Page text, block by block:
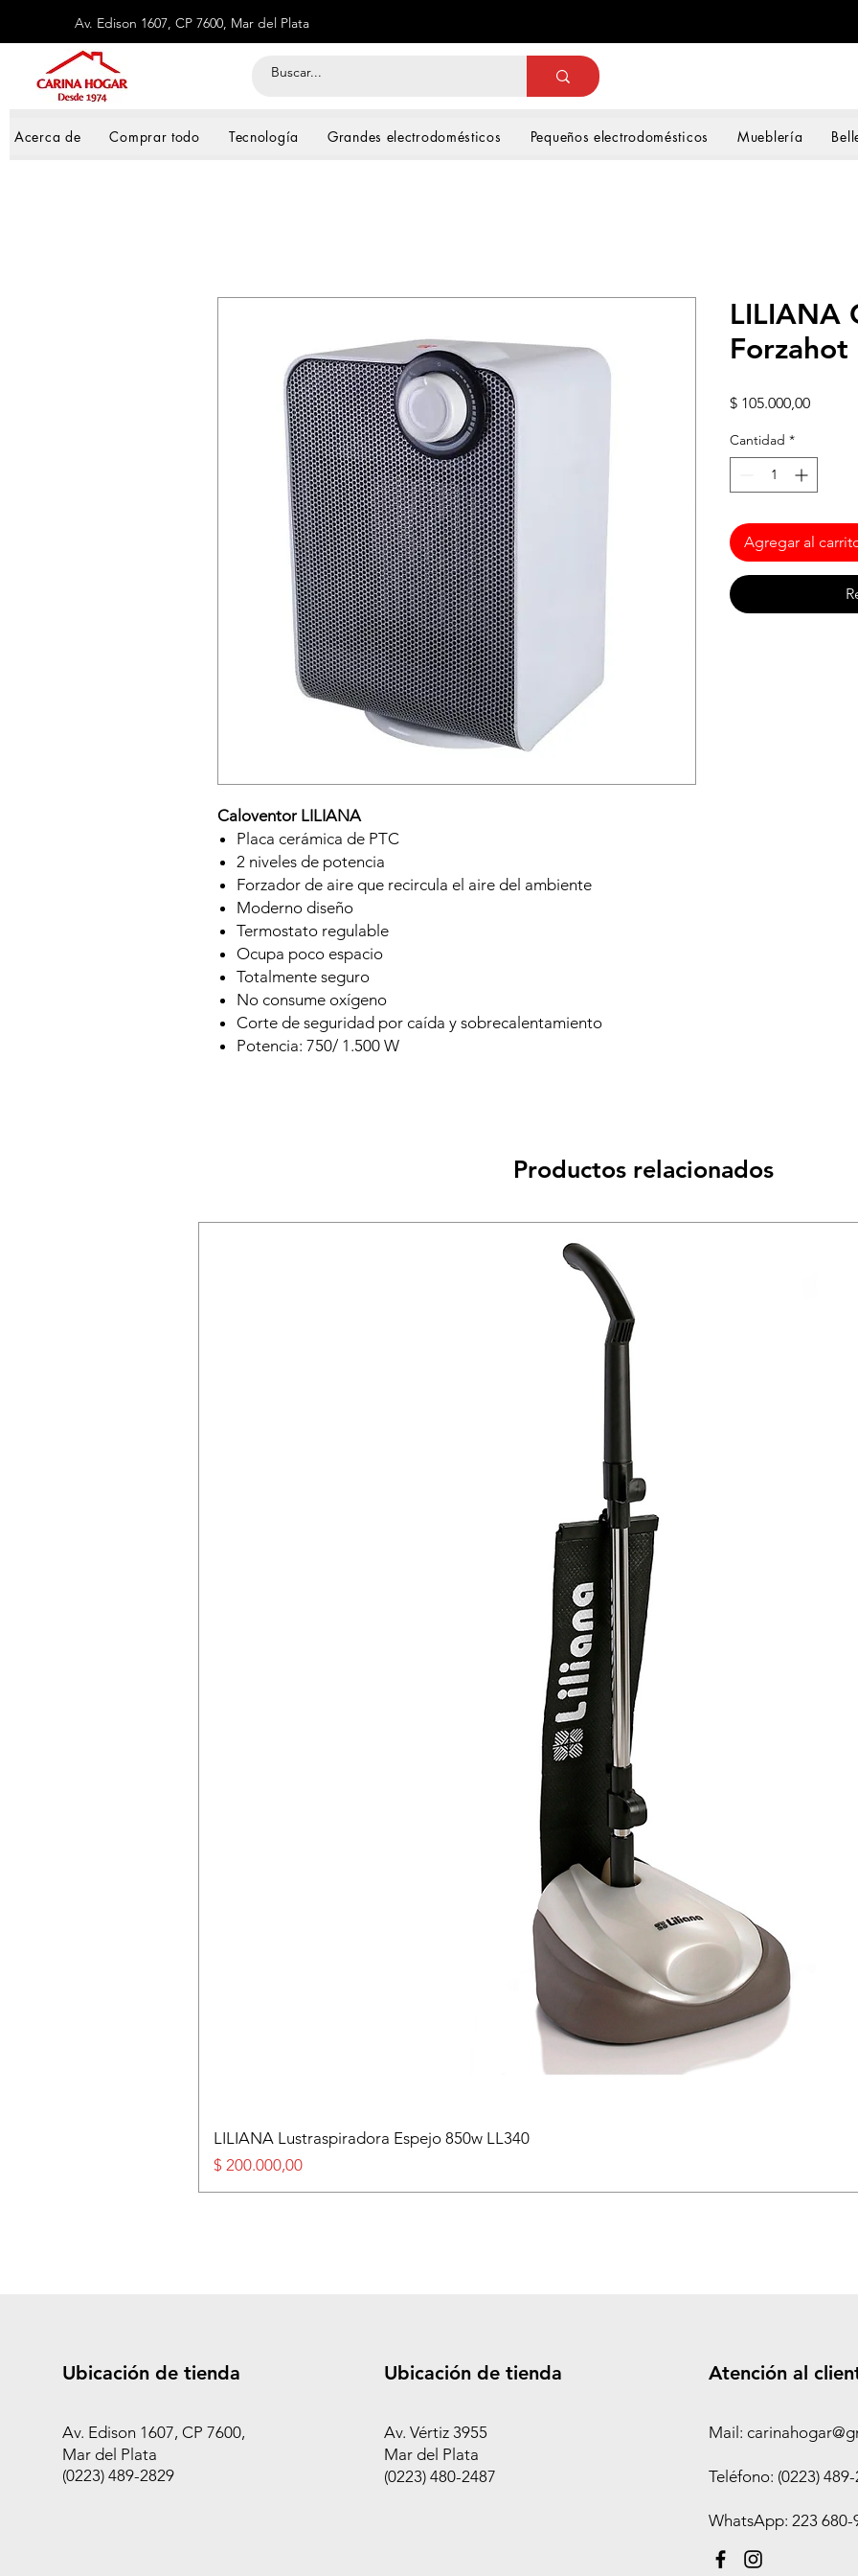
Av. Edison 1607, CP 7600, Mar del Plata
Acerca de Comprar todo Tecnología Grandes electrodomésticos Pequeños electrodomésticos Mueblería
Caloventor LILIANA
Placa cerámica de PTC
2 niveles de potencia
Forzador de aire que recircula el aire del ambiente
Moderno diseño
Termostato regulable
Ocupa poco espacio
Totalmente seguro
No consume oxígeno
Corte de seguridad por caída y sobrecalentamiento
Potencia: 750/ 1.500 W
LILIANA
Forzahot
$ 105.000,00Precio
Cantidad *
Agregar al
Productos relacionados
LILIANA Lustraspiradora Espejo 850w LL340
Precio
$ 200.000,00
Ubicación de tienda
Av. Edison 1607, CP 7600,
Mar del Plata
(0223) 489-2829
Ubicación de tienda
Av. Vértiz 3955
Mar del Plata
(0223) 480-2487
Atención al
Mail:
Teléfono: (0223)
WhatsApp: 223 680-